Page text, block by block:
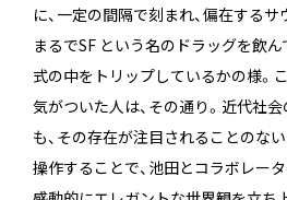
に、一定の間隔で刻まれ、偏在するサ
まるでSF という名のドラッグを飲ん
式の中をトリップしているかの様。
気がついた人は、その通り。近代社
も、その存在が注目されることのな
操作することで、池田とコラボレー